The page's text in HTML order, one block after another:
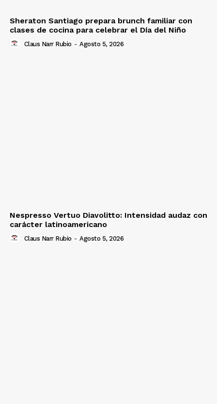
Sheraton Santiago prepara brunch familiar con
clases de cocina para celebrar el Día del Niño
Claus Narr Rubio - Agosto 5, 2026
Nespresso Vertuo Diavolitto: Intensidad audaz con
carácter latinoamericano
Claus Narr Rubio - Agosto 5, 2026